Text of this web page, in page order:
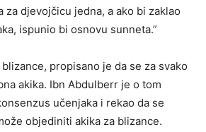
za djevojčicu jedna, a ako bi zaklao
ispunio bi osnovu sunneta.”
propisano je da se za svako
akika. Ibn Abdulberr je o tom
učenjaka i rekao da se
objediniti akika za blizance.